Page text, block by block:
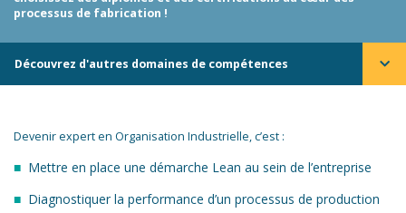
processus de fabrication !
Découvrez d'autres domaines de compétences
Devenir expert en Organisation Industrielle, c’est :
Mettre en place une démarche Lean au sein de l’entreprise
Diagnostiquer la performance d’un processus de production